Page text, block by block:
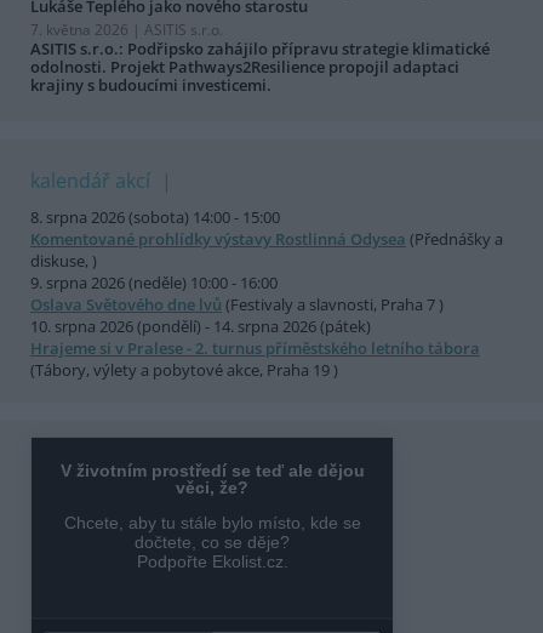
Lukáše Teplého jako nového starostu
7. května 2026 | ASITIS s.r.o.
ASITIS s.r.o.: Podřipsko zahájilo přípravu strategie klimatické
odolnosti. Projekt Pathways2Resilience propojil adaptaci
krajiny s budoucími investicemi.
kalendář akcí
8. srpna 2026 (sobota) 14:00 - 15:00
Komentované prohlídky výstavy Rostlinná Odysea (Přednášky a
diskuse, )
9. srpna 2026 (neděle) 10:00 - 16:00
Oslava Světového dne lvů (Festivaly a slavnosti, Praha 7 )
10. srpna 2026 (pondělí) - 14. srpna 2026 (pátek)
Hrajeme si v Pralese - 2. turnus příměstského letního tábora
(Tábory, výlety a pobytové akce, Praha 19 )